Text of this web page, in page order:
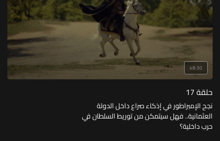
48:30
حلقة 17
نجح الإمبراطور في إذكاء صراع داخل الدولة
العثمانية.. فهل سيتمكن من توريط السلطان في
حرب داخلية؟